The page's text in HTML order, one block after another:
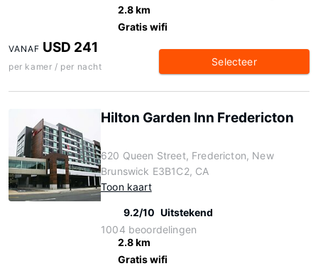
2.8 km
Gratis wifi
VANAF USD 241
per kamer / per nacht Selecteer
Hilton Garden Inn Fredericton
620 Queen Street, Fredericton, New
Brunswick E3B1C2, CA
Toon kaart
9.2/10 Uitstekend
1004 beoordelingen
2.8 km
Gratis wifi